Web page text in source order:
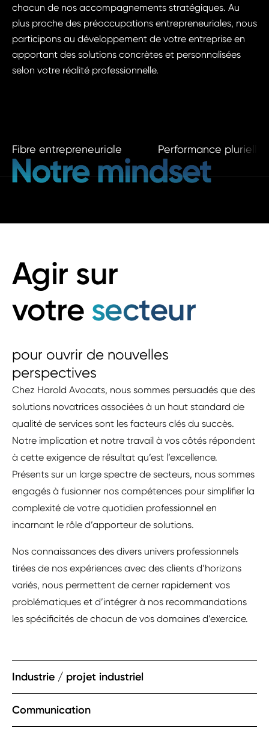
chacun de nos accompagnements stratégiques. Au
plus proche des préoccupations entrepreneuriales, nous
participons au développement de votre entreprise en
apportant des solutions concrètes et personnalisées
selon votre réalité professionnelle.
Fibre entrepreneuriale Performance plurielle
Agir sur
votre secteur
pour ouvrir de nouvelles
perspectives
Chez Harold Avocats, nous sommes persuadés que des
solutions novatrices associées à un haut standard de
qualité de services sont les facteurs clés du succès.
Notre implication et notre travail à vos côtés répondent
à cette exigence de résultat qu’est l’excellence.
Présents sur un large spectre de secteurs, nous sommes
engagés à fusionner nos compétences pour simplifier la
complexité de votre quotidien professionnel en
incarnant le rôle d’apporteur de solutions.
Nos connaissances des divers univers professionnels
tirées de nos expériences avec des clients d’horizons
variés, nous permettent de cerner rapidement vos
problématiques et d’intégrer à nos recommandations
les spécificités de chacun de vos domaines d’exercice.
Industrie / projet industriel
Communication